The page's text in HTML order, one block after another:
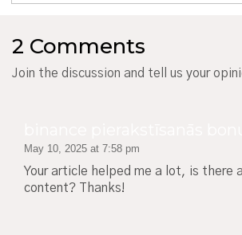
2 Comments
Join the discussion and tell us your
May 10, 2025 at 7:58 pm
Your article helped me a lot, is there
content? Thanks!